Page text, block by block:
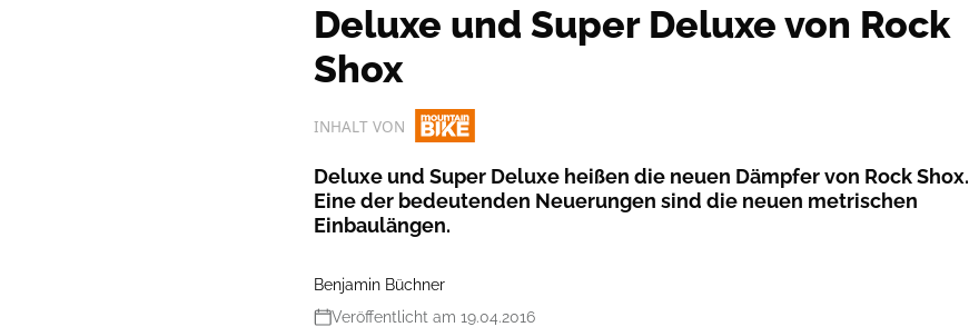
Deluxe und Super Deluxe von Rock
Shox
INHALT VON
Deluxe und Super Deluxe heißen die neuen Dämpfer von Rock Shox.
Eine der bedeutenden Neuerungen sind die neuen metrischen
Einbaulängen.
Benjamin Büchner
Veröffentlicht am 19.04.2016